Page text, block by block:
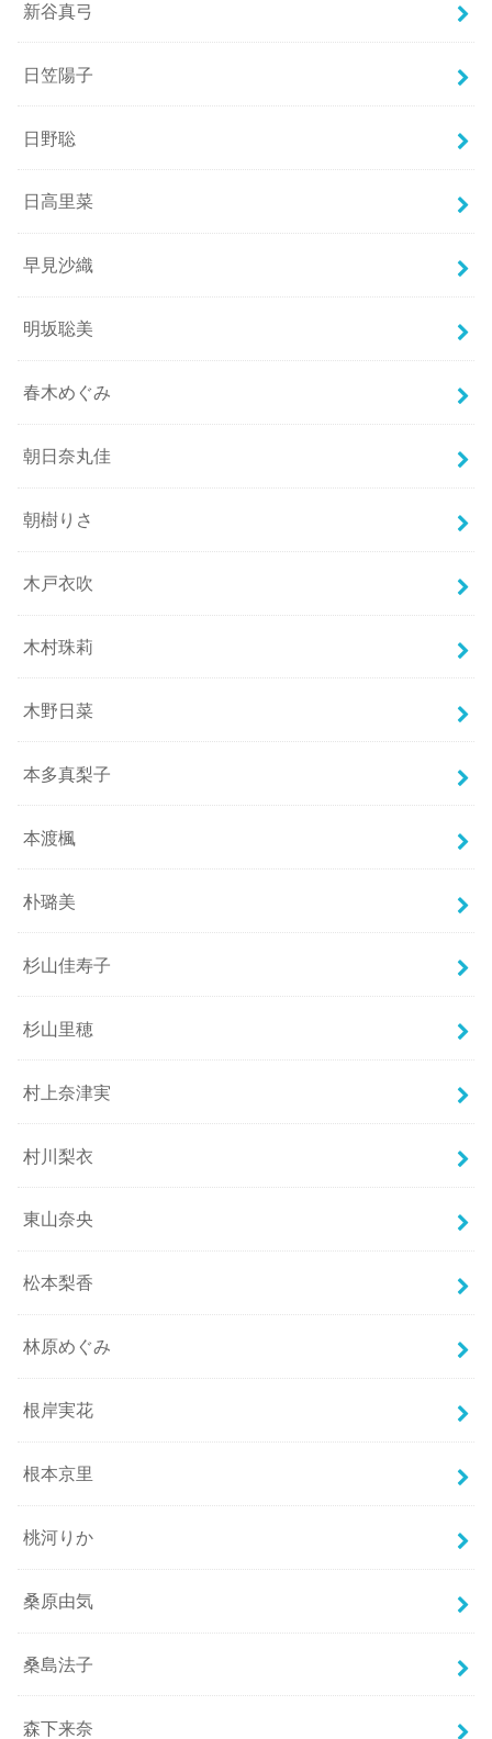
新谷真弓
日笠陽子
日野聡
日高里菜
早見沙織
明坂聡美
春木めぐみ
朝日奈丸佳
朝樹りさ
木戸衣吹
木村珠莉
木野日菜
本多真梨子
本渡楓
朴璐美
杉山佳寿子
杉山里穂
村上奈津実
村川梨衣
東山奈央
松本梨香
林原めぐみ
根岸実花
根本京里
桃河りか
桑原由気
桑島法子
森下来奈